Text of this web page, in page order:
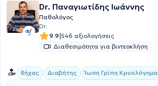
Dr. Παναγιωτίδης Ιωάννης
Παθολόγος
Dr.
9.9|546 αξιολογήσεις
Διαθεσιμότητα για βιντεοκλήση
Βήχας Διαβήτης Ίωση Γρίπη Κρυολόγημα